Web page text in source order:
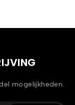
mogelijkheden.